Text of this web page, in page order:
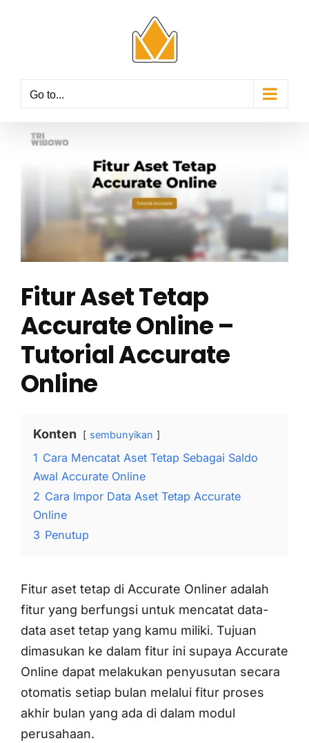
Go to...
View
Fitur Aset Tetap
Accurate Online –
Tutorial Accurate
Online
Konten sembunyikan
1 Cara Mencatat Aset Tetap Sebagai Saldo
Awal Accurate Online
2 Cara Impor Data Aset Tetap Accurate
Online
3 Penutup
Fitur aset tetap di Accurate Onliner adalah
fitur yang berfungsi untuk mencatat data-
data aset tetap yang kamu miliki. Tujuan
dimasukan ke dalam fitur ini supaya Accurate
Online dapat melakukan penyusutan secara
otomatis setiap bulan melalui fitur proses
akhir bulan yang ada di dalam modul
perusahaan.